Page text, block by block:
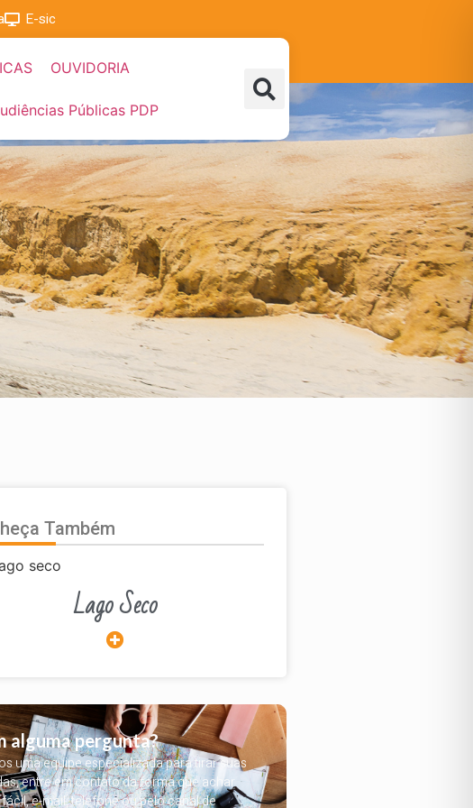
E-sic
OUVIDORIA
Públicas PDP
Também
Lago Seco
alguma pergunta?
uma equipe especializada para tirar suas
entre em contato da forma que achar
e-mail, telefone ou pelo canal de